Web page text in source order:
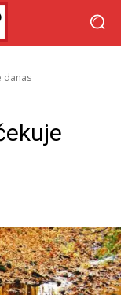
danas